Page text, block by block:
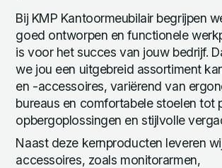
Bij KMP Kantoormeubilair begrijpen
goed ontworpen en functionele
is voor het succes van jouw bedrijf.
we jou een uitgebreid assortiment
en -accessoires, variërend van
bureaus en comfortabele stoelen tot
opbergoplossingen en stijlvolle
Naast deze kernproducten leveren
accessoires, zoals monitorarmen,